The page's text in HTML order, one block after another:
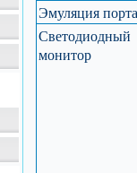
Эмуляция порта
Светодиодный
монитор